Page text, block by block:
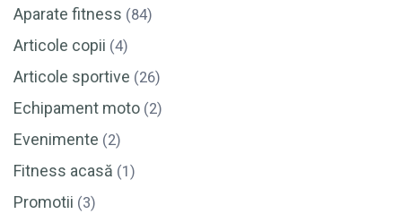
Aparate fitness (84)
Articole copii (4)
Articole sportive (26)
Echipament moto (2)
Evenimente (2)
Fitness acasă (1)
Promotii (3)